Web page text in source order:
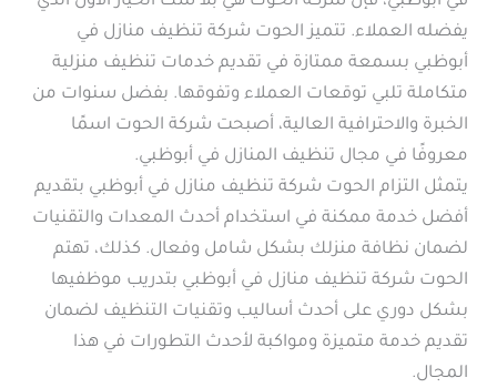
يفضله العملاء. تتميز الحوت شركة تنظيف منازل في
أبوظبي بسمعة ممتازة في تقديم خدمات تنظيف منزلية
متكاملة تلبي توقعات العملاء وتفوقها. بفضل سنوات من
الخبرة والاحترافية العالية، أصبحت شركة الحوت اسمًا
معروفًا في مجال تنظيف المنازل في أبوظبي.
يتمثل التزام الحوت شركة تنظيف منازل في أبوظبي بتقديم
أفضل خدمة ممكنة في استخدام أحدث المعدات والتقنيات
لضمان نظافة منزلك بشكل شامل وفعال. كذلك، تهتم
الحوت شركة تنظيف منازل في أبوظبي بتدريب موظفيها
بشكل دوري على أحدث أساليب وتقنيات التنظيف لضمان
تقديم خدمة متميزة ومواكبة لأحدث التطورات في هذا
المجال.